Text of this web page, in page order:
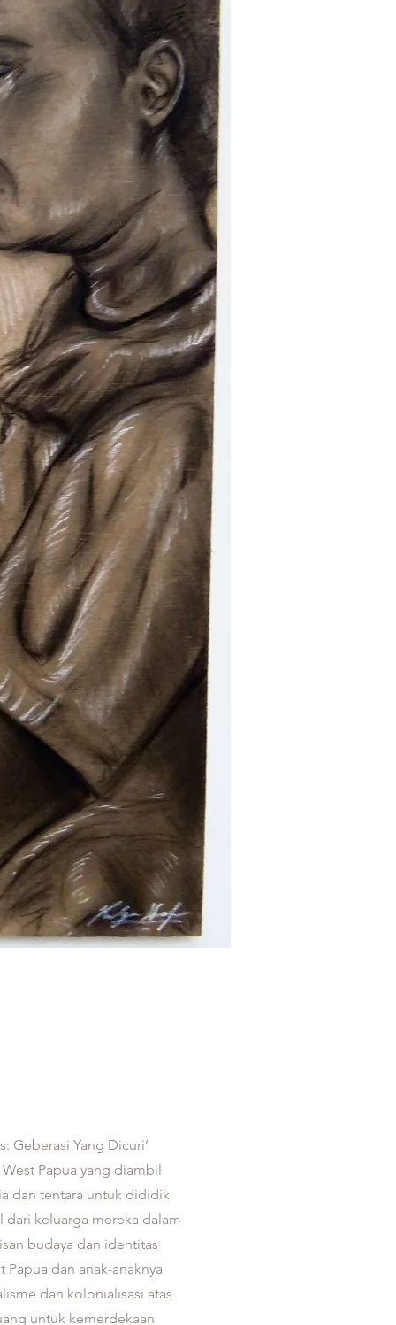
Geberasi Yang Dicuri’
Papua yang diambil
dan tentara untuk dididik
keluarga mereka dalam
budaya dan identitas
dan anak-anaknya
dan kolonialisasi atas
untuk kemerdekaan